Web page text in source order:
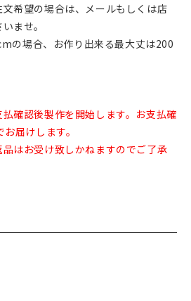
希望の場合は、メールもしくは店
ませ。
の場合、お作り出来る最大丈は200
確認後製作を開始します。お支払確
届けします。
はお受け致しかねますのでご了承